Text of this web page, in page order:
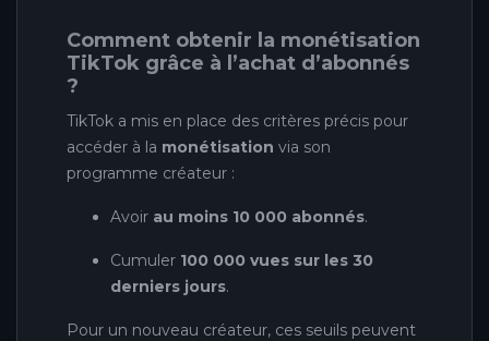
Comment obtenir la monétisation
TikTok grâce à l’achat d’abonnés
?
TikTok a mis en place des critères précis pour
accéder à la monétisation via son
programme créateur :
Avoir au moins 10 000 abonnés.
Cumuler 100 000 vues sur les 30
derniers jours.
Pour un nouveau créateur, ces seuils peuvent